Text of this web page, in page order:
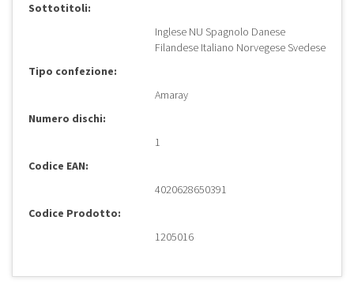
Sottotitoli:
Inglese NU Spagnolo Danese
Filandese Italiano Norvegese Svedese
Tipo confezione:
Amaray
Numero dischi:
1
Codice EAN:
4020628650391
Codice Prodotto:
1205016